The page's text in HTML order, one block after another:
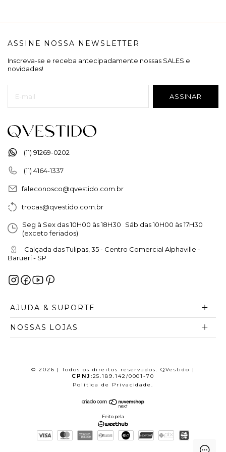
(11) 91269-0202
(11) 4164-1337
faleconosco@qvestido.com.br
trocas@qvestido.com.br
Seg à Sex das 10H00 às 18H30 Sáb das 10H00 às 17H30
(exceto feriados)
Calçada das Tulipas, 35 - Centro Comercial Alphaville -
Barueri - SP
AJUDA & SUPORTE
NOSSAS LOJAS
ASSINE NOSSA NEWSLETTER
Inscreva-se e receba antecipadamente nossas SALES e
novidades!
© 2026 | Todos os direitos reservados. QVestido |
CPNJ:25.189.142/0001-70
Política de Privacidade.
Feito pela